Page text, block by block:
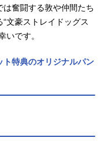
奮闘する敦や仲間たち
文豪ストレイドッグス
いです。
特典のオリジナルパン